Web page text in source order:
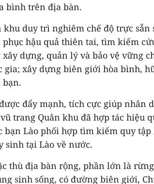
bình trên địa bàn.
khu duy trì nghiêm chế độ trực sẵn
phục hậu quả thiên tai, tìm kiếm
dựng, quản lý và bảo vệ vững
gia; xây dựng biên giới hòa bình,
đẩy mạnh, tích cực giúp nhân
trang Quân khu đã hợp tác hiệu
bạn Lào phối hợp tìm kiếm quy
sinh tại Lào về nước.
thù địa bàn rộng, phần lớn là
sinh sống, có đường biên giới,